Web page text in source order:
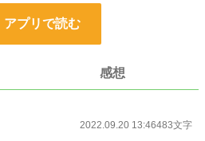
アプリで読む
感想
2022.09.20 13:46483文字